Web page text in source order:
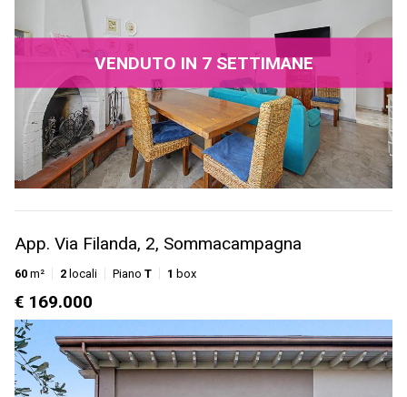
VENDUTO IN 7 SETTIMANE
App. Via Filanda, 2, Sommacampagna
60 m² 2 locali Piano T 1 box
€ 169.000